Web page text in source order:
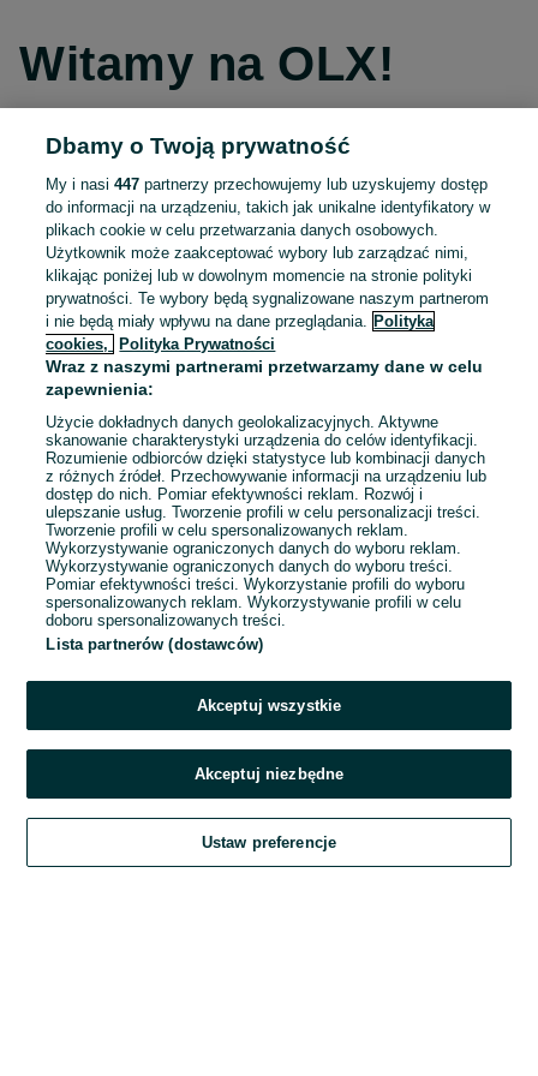
Witamy na OLX!
Kontynuuj przez Facebooka
Kontynuuj przez konto Apple
Kontynuuj przez konto Google
LUB
E-mail
Hasło
Zaloguj się
Kontynuując za pośrednictwem jednego z dostawców wskazanych powyżej,
OLX.pl w jego aktualnym brzmieniu.
Dbamy o Twoją prywatność
My i nasi447 partnerzy przechowujemy lub uzyskujemy dostęp
do informacji na urządzeniu, takich jak unikalne identyfikatory w
plikach cookie w celu przetwarzania danych osobowych.
Użytkownik może zaakceptować wybory lub zarządzać nimi,
klikając poniżej lub w dowolnym momencie na stronie polityki
prywatności. Te wybory będą sygnalizowane naszym partnerom
i nie będą miały wpływu na dane przeglądania.
Polityka
cookies,
Polityka Prywatności
Wraz z naszymi partnerami przetwarzamy dane w celu
zapewnienia:
Użycie dokładnych danych geolokalizacyjnych. Aktywne
skanowanie charakterystyki urządzenia do celów identyfikacji.
Rozumienie odbiorców dzięki statystyce lub kombinacji danych
z różnych źródeł. Przechowywanie informacji na urządzeniu lub
dostęp do nich. Pomiar efektywności reklam. Rozwój i
ulepszanie usług. Tworzenie profili w celu personalizacji treści.
Tworzenie profili w celu spersonalizowanych reklam.
Wykorzystywanie ograniczonych danych do wyboru reklam.
Wykorzystywanie ograniczonych danych do wyboru treści.
Pomiar efektywności treści. Wykorzystanie profili do wyboru
spersonalizowanych reklam. Wykorzystywanie profili w celu
doboru spersonalizowanych treści.
Lista partnerów (dostawców)
Akceptuj wszystkie
Akceptuj niezbędne
Ustaw preferencje